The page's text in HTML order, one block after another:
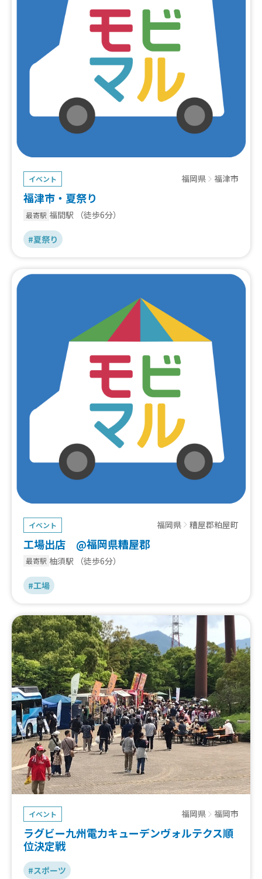
イベント 福岡県 福津市
福津市・夏祭り
最寄駅 福間駅 （徒歩6分）
#夏祭り
イベント 福岡県 糟屋郡粕屋町
工場出店 @福岡県糟屋郡
最寄駅 柚須駅 （徒歩6分）
#工場
イベント 福岡県 福岡市
ラグビー九州電力キューデンヴォルテクス順
位決定戦
#スポーツ